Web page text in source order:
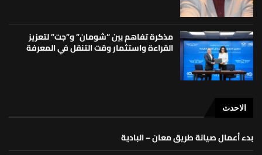
مذكرة تفاهم بين “شومان” و”جت” لتعزيز
القراءة واستثمار وقت التنقل في المعرفة
الاحدث
بدء أعمال صيانة طريق معان – البادية